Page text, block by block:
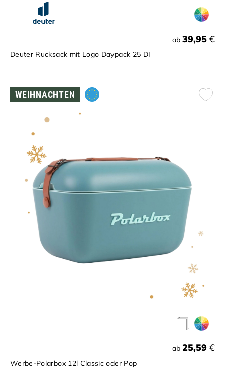
ab 39,95 €
Deuter Rucksack mit Logo Daypack 25 DI
WEIHNACHTEN
ab 25,59 €
Werbe-Polarbox 12l Classic oder Pop